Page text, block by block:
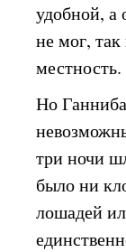
удобной, а
не мог,
местность.
Но
три ночи
было ни
лошадей